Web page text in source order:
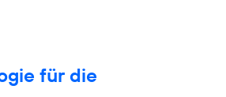
für die